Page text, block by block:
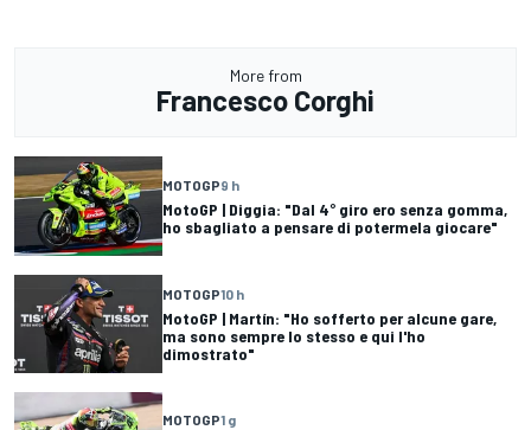
More from
Francesco Corghi
MOTOGP9 h
MotoGP | Diggia: "Dal 4° giro ero senza gomma,
ho sbagliato a pensare di potermela giocare"
MOTOGP10 h
MotoGP | Martín: "Ho sofferto per alcune gare,
ma sono sempre lo stesso e qui l'ho
dimostrato"
MOTOGP1 g